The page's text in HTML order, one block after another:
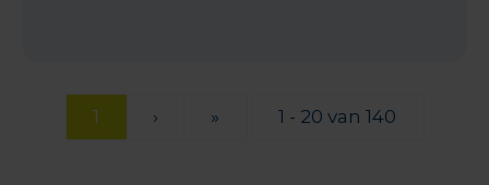
1 › » 1 - 20 van 140